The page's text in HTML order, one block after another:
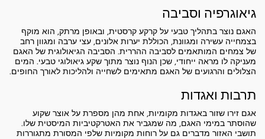
גיאוגרפיה וסביבה
האגם נוצר בתהליך טבעי על קרקע קרסטית, ובאופן מרתק, הוא מוקף
בצמחייה עשירה ומגוונת, הכוללת יערות אלונים, עצי ערבה ומגוון רחב
של צמחים המותאמים לסביבה ההררית. הסביבה הגיאולוגית של האגם
מעניקה לו מראה ייחודי, שכן הנוף נוצר מתוך שקע גיאולוגי טבעי. המים
הצלולים והרגועים של האגם מתאימים לשחייה ולהליכות לאורך החופים.
תרבות ואגדות
אגם זירו שזור באגדות מקומיות, אחת מהן מספרת על אוצר שקוע
שהוסתר במימי האגם, מה שמגביר את האטרקטיביות המיסטית שלו.
תושבי האזור מדברים גם על רוחות מקומיות שלפי המסורת מתגוררות